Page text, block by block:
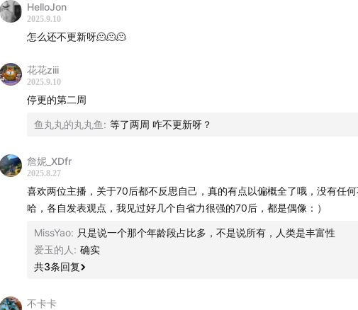
刘索拉
新浪微博：@洪晃
公众号：好生活杂货铺
抖音：洪晃HungHuang
联系罗叔：微信 luoyoucai
HelloJon
2025.9.10
怎么还不更新呀🫠🫠🫠
花花ziii
2025.9.10
停更的第二周
鱼丸丸的丸丸鱼 : 等了两周 咋不更新呀？
詹妮_XDfr
2025.8.27
喜欢两位主播，关于70后都不反思自己，真的有点以偏概全了哦，没有任
哈，各自发表观点，我见过好几个自省力很强的70后，都是偶像：）
MissYao: 只是说一个那个年龄段占比多，不是说所有，人类是丰富性
爱玉的人 : 确实
共3条回复
不卡卡